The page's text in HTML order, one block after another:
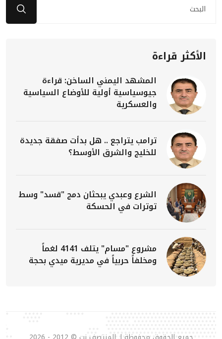
الأكثر قراءة
المشهد اليمني الساخن: قراءة
جيوسياسية أولية للأوضاع السياسية
والعسكرية
ترامب يتراجع .. هل بدأت صفقة جديدة
للخليج والشرق الأوسط؟
الشرع وعبدي يبحثان دمج "قسد" وسط
توترات في الحسكة
مشروع "مسام" يتلف 4141 لغماً
ومخلفاً حربياً في مديرية ميدي بحجة